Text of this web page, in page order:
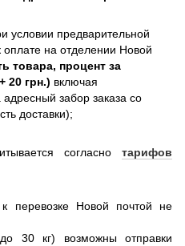
условии предварительной
на отделении Новой
товара, процент за
20 грн.) включая
забор заказа со
доставки);
согласно тарифов
перевозке Новой почтой не
30 кг) возможны отправки